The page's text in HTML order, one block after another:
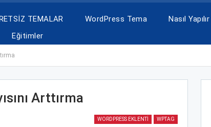
TEMALAR WordPress Tema Nasıl Yapılır
Eğitimler
Arttırma
WORDPRESS EKLENTI WPTAG